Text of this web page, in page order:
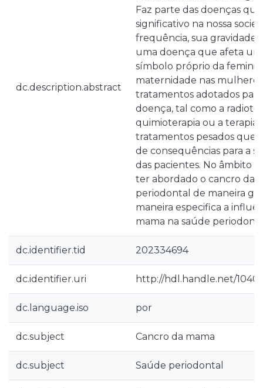
dc.description.abstract
Faz parte das doenças
significativo na nossa
frequência, sua gravidade
uma doença que afeta
símbolo próprio da
maternidade nas
tratamentos adotados
doença, tal como a
quimioterapia ou a terapia
tratamentos pesados que
de consequências para a
das pacientes. No âmbito
ter abordado o cancro da
periodontal de maneira
maneira especifica a
mama na saúde
dc.identifier.tid 202334694
dc.identifier.uri http://hdl.handle.net/
dc.language.iso por
dc.subject Cancro da mama
dc.subject Saúde periodontal